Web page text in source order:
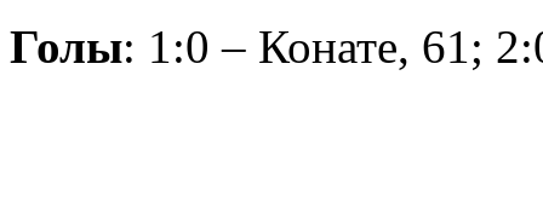
Голы: 1:0 – Конате, 61;